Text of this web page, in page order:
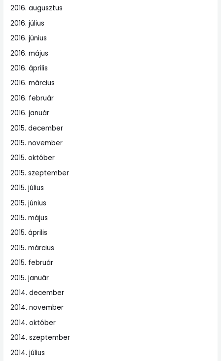
2016. augusztus
2016. július
2016. június
2016. május
2016. április
2016. március
2016. február
2016. január
2015. december
2015. november
2015. október
2015. szeptember
2015. július
2015. június
2015. május
2015. április
2015. március
2015. február
2015. január
2014. december
2014. november
2014. október
2014. szeptember
2014. július